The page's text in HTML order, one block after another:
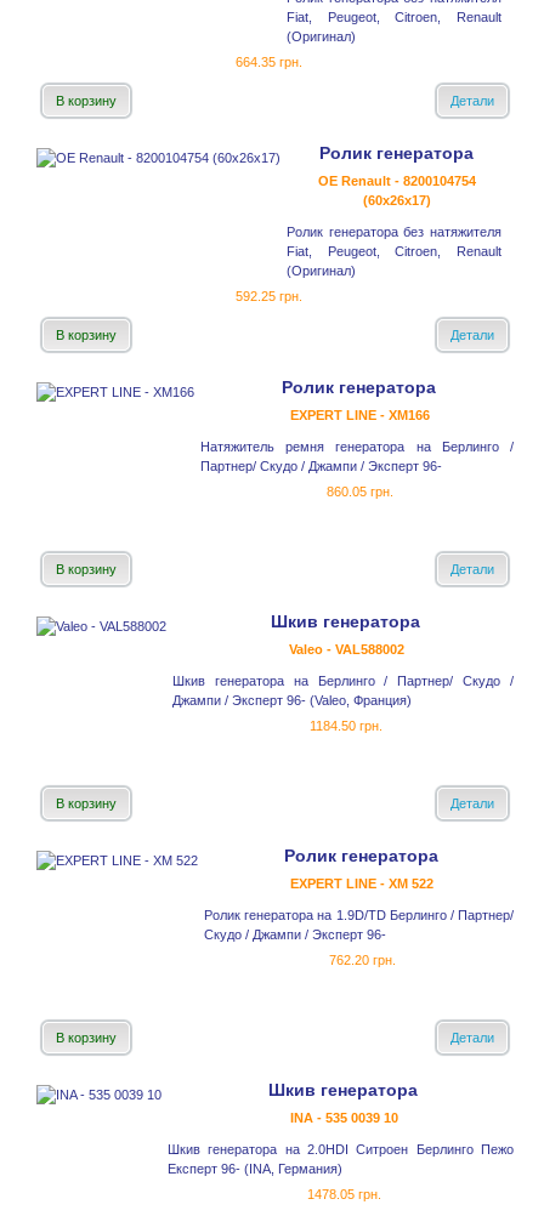
Fiat, Peugeot, Citroen, Renault
(Оригинал)
664.35 грн.
В корзину Детали
Ролик генератора
OE Renault - 8200104754
(60x26x17)
Ролик генератора без натяжителя
Fiat, Peugeot, Citroen, Renault
(Оригинал)
592.25 грн.
В корзину Детали
Ролик генератора
EXPERT LINE - XM166
Натяжитель ремня генератора на Берлинго /
Партнер/ Скудо / Джампи / Эксперт 96-
860.05 грн.
В корзину Детали
Шкив генератора
Valeo - VAL588002
Шкив генератора на Берлинго / Партнер/ Скудо /
Джампи / Эксперт 96- (Valeo, Франция)
1184.50 грн.
В корзину Детали
Ролик генератора
EXPERT LINE - XM 522
Ролик генератора на 1.9D/TD Берлинго / Партнер/
Скудо / Джампи / Эксперт 96-
762.20 грн.
В корзину Детали
Шкив генератора
INA - 535 0039 10
Шкив генератора на 2.0HDI Ситроен Берлинго Пежо
Експерт 96- (INA, Германия)
1478.05 грн.